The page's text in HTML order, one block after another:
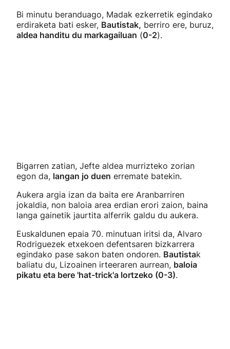
Bi minutu beranduago, Madak ezkerretik egindako
erdiraketa bati esker, Bautistak, berriro ere, buruz,
aldea handitu du markagailuan (0-2).
Bigarren zatian, Jefte aldea murrizteko zorian
egon da, langan jo duen erremate batekin.
Aukera argia izan da baita ere Aranbarriren
jokaldia, non baloia area erdian erori zaion, baina
langa gainetik jaurtita alferrik galdu du aukera.
Euskaldunen epaia 70. minutuan iritsi da, Alvaro
Rodriguezek etxekoen defentsaren bizkarrera
egindako pase sakon baten ondoren. Bautistak
baliatu du, Lizoainen irteeraren aurrean, baloia
pikatu eta bere 'hat-trick'a lortzeko (0-3).